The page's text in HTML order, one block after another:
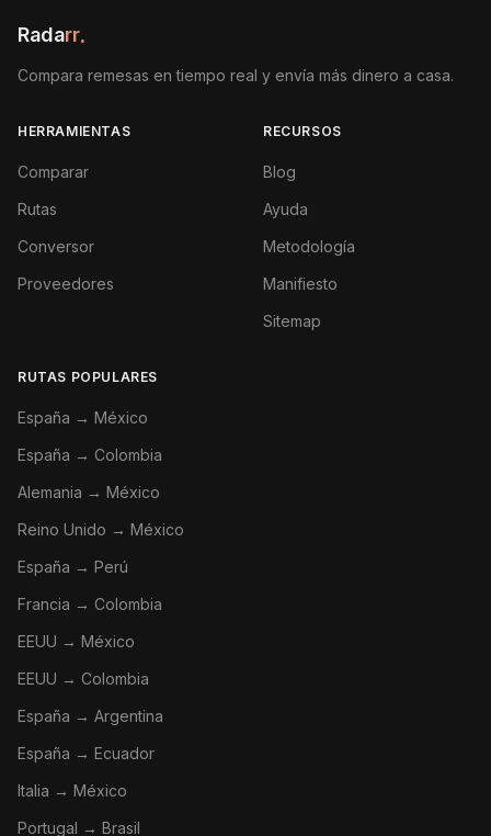
Radarr.
Compara remesas en tiempo real y envía más dinero a casa.
HERRAMIENTAS
Comparar
Rutas
Conversor
Proveedores
RECURSOS
Blog
Ayuda
Metodología
Manifiesto
Sitemap
RUTAS POPULARES
España → México
España → Colombia
Alemania → México
Reino Unido → México
España → Perú
Francia → Colombia
EEUU → México
EEUU → Colombia
España → Argentina
España → Ecuador
Italia → México
Portugal → Brasil